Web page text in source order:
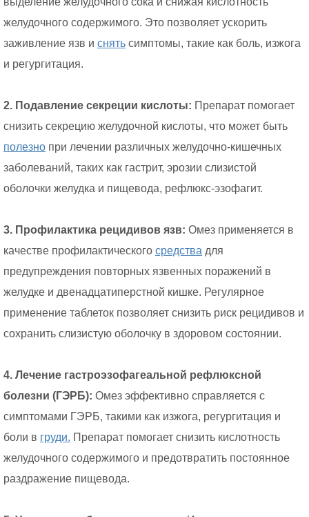
желудочного содержимого. Это позволяет ускорить
заживление язв и снять симптомы, такие как боль, изжога
и регургитация.
2. Подавление секреции кислоты: Препарат помогает
снизить секрецию желудочной кислоты, что может быть
полезно при лечении различных желудочно-кишечных
заболеваний, таких как гастрит, эрозии слизистой
оболочки желудка и пищевода, рефлюкс-эзофагит.
3. Профилактика рецидивов язв: Омез применяется в
качестве профилактического средства для
предупреждения повторных язвенных поражений в
желудке и двенадцатиперстной кишке. Регулярное
применение таблеток позволяет снизить риск рецидивов и
сохранить слизистую оболочку в здоровом состоянии.
4. Лечение гастроэзофагеальной рефлюксной
болезни (ГЭРБ): Омез эффективно справляется с
симптомами ГЭРБ, такими как изжога, регургитация и
боли в груди. Препарат помогает снизить кислотность
желудочного содержимого и предотвратить постоянное
раздражение пищевода.